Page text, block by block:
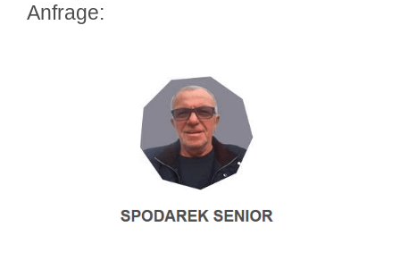
Anfrage: